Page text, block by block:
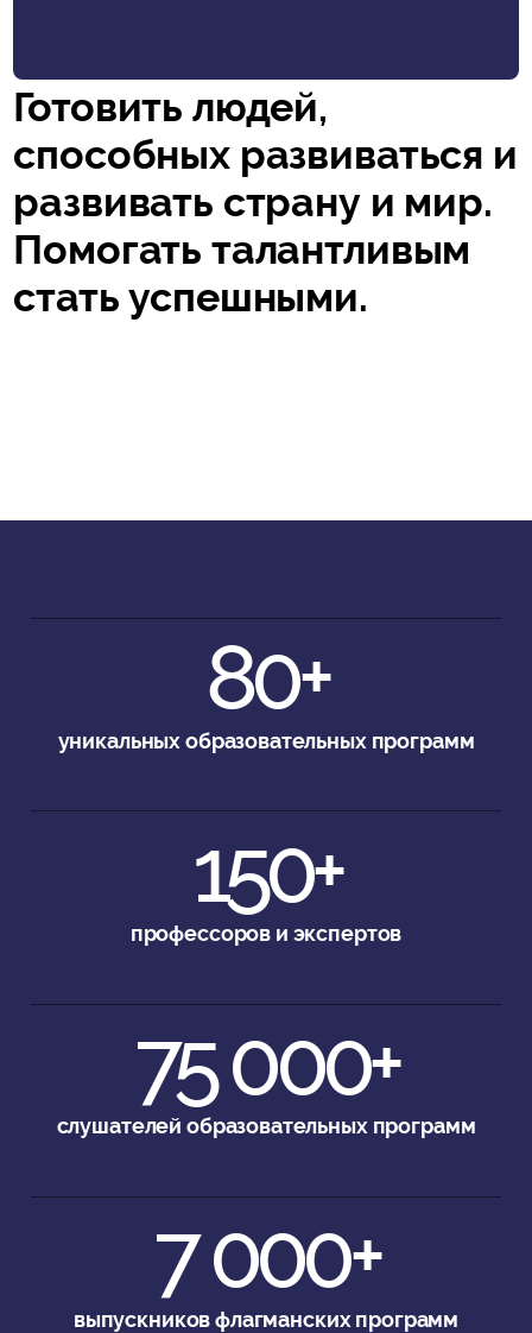
Готовить людей,
способных развиваться и
развивать страну и мир.
Помогать талантливым
стать успешными.
80+
уникальных образовательных программ
150+
профессоров и экспертов
75 000+
слушателей образовательных программ
7 000+
выпускников флагманских программ